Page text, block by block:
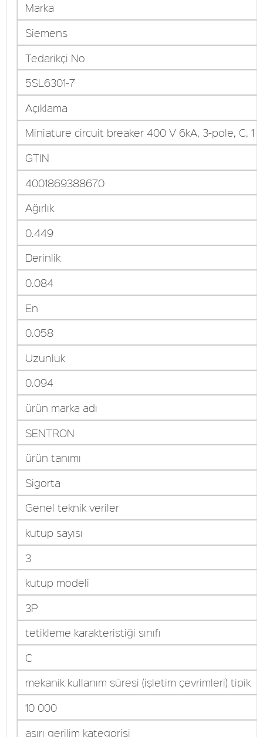
Marka
Siemens
Tedarikçi No
5SL6301-7
Açıklama
Miniature circuit breaker 400 V 6kA, 3-pole, C, 1
GTIN
4001869388670
Ağırlık
0.449
Derinlik
0.084
En
0.058
Uzunluk
0.094
ürün marka adı
SENTRON
ürün tanımı
Sigorta
Genel teknik veriler
kutup sayısı
3
kutup modeli
3P
tetikleme karakteristiği sınıfı
C
mekanik kullanım süresi (işletim çevrimleri) tipik
10 000
aşırı gerilim kategorisi